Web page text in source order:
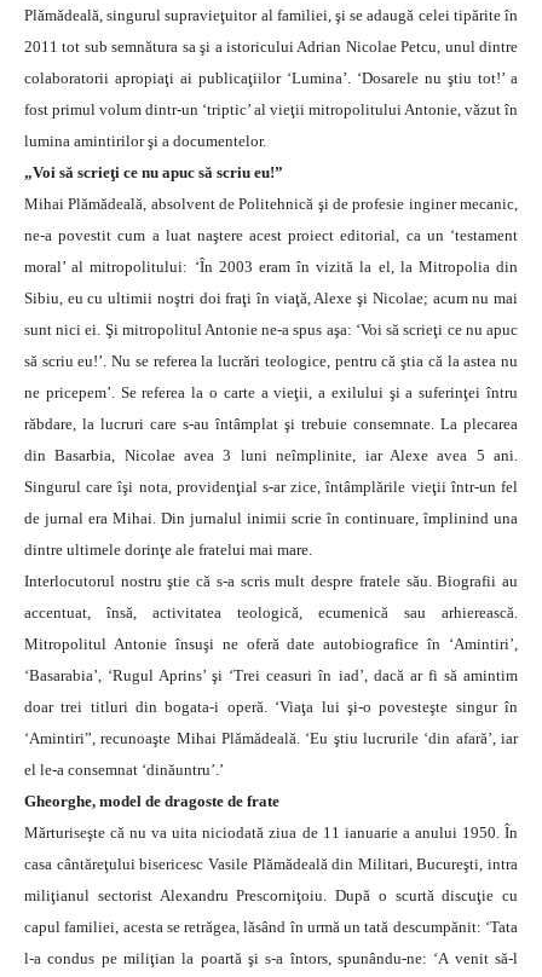
Plămădeală, singurul supravieţuitor al familiei, şi se adaugă celei tipărite în
2011 tot sub semnătura sa şi a istoricului Adrian Nicolae Petcu, unul dintre
colaboratorii apropiaţi ai publicaţiilor ‘Lumina’. ‘Dosarele nu ştiu tot!’ a
fost primul volum dintr-un ‘triptic’ al vieţii mitropolitului Antonie, văzut în
lumina amintirilor şi a documentelor.
„Voi să scrieţi ce nu apuc să scriu eu!”
Mihai Plămădeală, absolvent de Politehnică şi de profesie inginer mecanic,
ne-a povestit cum a luat naştere acest proiect editorial, ca un ‘testament
moral’ al mitropolitului: ‘În 2003 eram în vizită la el, la Mitropolia din
Sibiu, eu cu ultimii noştri doi fraţi în viaţă, Alexe şi Nicolae; acum nu mai
sunt nici ei. Şi mitropolitul Antonie ne-a spus aşa: ‘Voi să scrieţi ce nu apuc
să scriu eu!’. Nu se referea la lucrări teologice, pentru că ştia că la astea nu
ne pricepem’. Se referea la o carte a vieţii, a exilului şi a suferinţei întru
răbdare, la lucruri care s-au întâmplat şi trebuie consemnate. La plecarea
din Basarbia, Nicolae avea 3 luni neîmplinite, iar Alexe avea 5 ani.
Singurul care îşi nota, providenţial s-ar zice, întâmplările vieţii într-un fel
de jurnal era Mihai. Din jurnalul inimii scrie în continuare, împlinind una
dintre ultimele dorinţe ale fratelui mai mare.
Interlocutorul nostru ştie că s-a scris mult despre fratele său. Biografii au
accentuat, însă, activitatea teologică, ecumenică sau arhierească.
Mitropolitul Antonie însuşi ne oferă date autobiografice în ‘Amintiri’,
‘Basarabia’, ‘Rugul Aprins’ şi ‘Trei ceasuri în iad’, dacă ar fi să amintim
doar trei titluri din bogata-i operă. ‘Viaţa lui şi-o povesteşte singur în
‘Amintiri”, recunoaşte Mihai Plămădeală. ‘Eu ştiu lucrurile ‘din afară’, iar
el le-a consemnat ‘dinăuntru’.’
Gheorghe, model de dragoste de frate
Mărturiseşte că nu va uita niciodată ziua de 11 ianuarie a anului 1950. În
casa cântăreţului bisericesc Vasile Plămădeală din Militari, Bucureşti, intra
miliţianul sectorist Alexandru Prescorniţoiu. După o scurtă discuţie cu
capul familiei, acesta se retrăgea, lăsând în urmă un tată descumpănit: ‘Tata
l-a condus pe miliţian la poartă şi s-a întors, spunându-ne: ‘A venit să-l